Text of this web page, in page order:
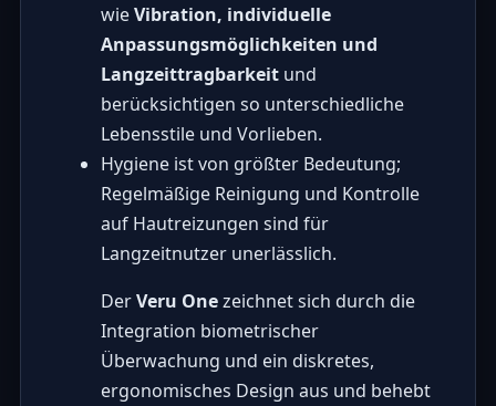
wieVibration, individuelle
Anpassungsmöglichkeiten und
Langzeittragbarkeitund
berücksichtigen so unterschiedliche
Lebensstile und Vorlieben.
Hygiene ist von größter Bedeutung;
Regelmäßige Reinigung und Kontrolle
auf Hautreizungen sind für
Langzeitnutzer unerlässlich.
DerVeru Onezeichnet sich durch die
Integration biometrischer
Überwachung und ein diskretes,
ergonomisches Design aus und behebt